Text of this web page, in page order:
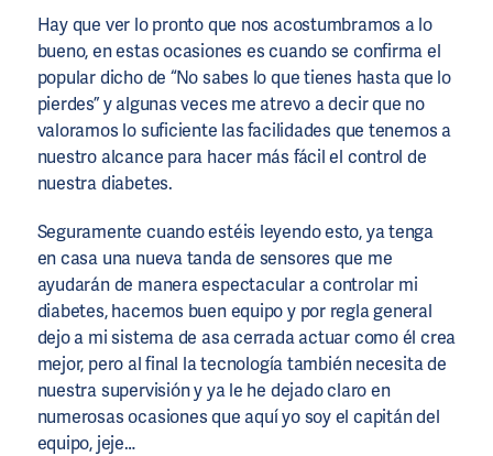
Hay que ver lo pronto que nos acostumbramos a lo
bueno, en estas ocasiones es cuando se confirma el
popular dicho de “No sabes lo que tienes hasta que lo
pierdes” y algunas veces me atrevo a decir que no
valoramos lo suficiente las facilidades que tenemos a
nuestro alcance para hacer más fácil el control de
nuestra diabetes.
Seguramente cuando estéis leyendo esto, ya tenga
en casa una nueva tanda de sensores que me
ayudarán de manera espectacular a controlar mi
diabetes, hacemos buen equipo y por regla general
dejo a mi sistema de asa cerrada actuar como él crea
mejor, pero al final la tecnología también necesita de
nuestra supervisión y ya le he dejado claro en
numerosas ocasiones que aquí yo soy el capitán del
equipo, jeje…